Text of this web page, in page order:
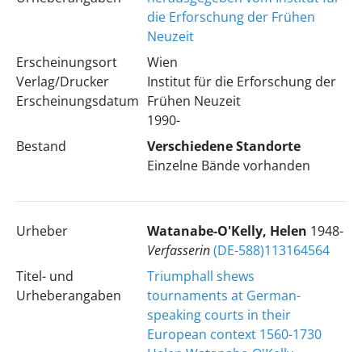
die Erforschung der Frühen
Neuzeit
Erscheinungsort
Verlag/Drucker
Erscheinungsdatum
Wien
Institut für die Erforschung der
Frühen Neuzeit
1990-
Bestand
Verschiedene Standorte
Einzelne Bände vorhanden
Urheber Watanabe-O'Kelly, Helen 1948-
Verfasserin(DE-588)113164564
Titel- und
Urheberangaben
Triumphall shews
tournaments at German-
speaking courts in their
European context 1560-1730